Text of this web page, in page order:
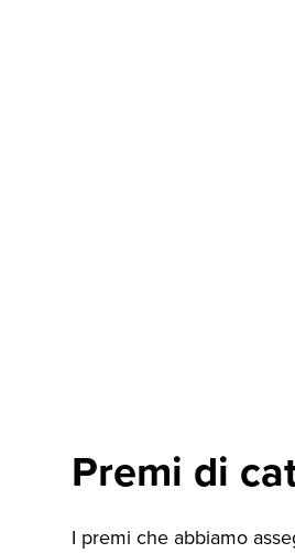
Premi di
I premi che abbiamo